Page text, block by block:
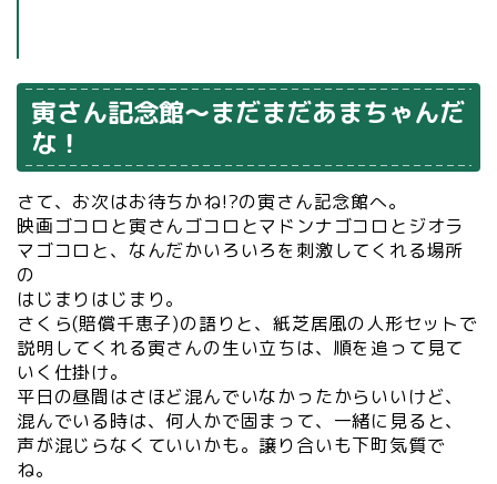
寅さん記念館～まだまだあまちゃんだ
な！
さて、お次はお待ちかね!?の寅さん記念館へ。
映画ゴコロと寅さんゴコロとマドンナゴコロとジオラ
マゴコロと、なんだかいろいろを刺激してくれる場所
の
はじまりはじまり。
さくら(賠償千恵子)の語りと、紙芝居風の人形セットで
説明してくれる寅さんの生い立ちは、順を追って見て
いく仕掛け。
平日の昼間はさほど混んでいなかったからいいけど、
混んでいる時は、何人かで固まって、一緒に見ると、
声が混じらなくていいかも。譲り合いも下町気質で
ね。